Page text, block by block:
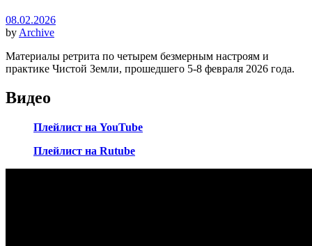
08.02.2026
by Archive
Материалы ретрита по четырем безмерным настроям и
практике Чистой Земли, прошедшего 5-8 февраля 2026 года.
Видео
Плейлист на YouTube
Плейлист на Rutube